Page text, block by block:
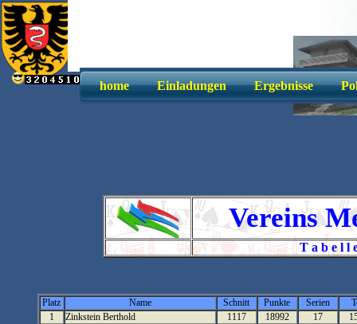
home Einladungen Ergebnisse
Vereins
T a b e l l
Platz Name Schnitt Punkte Serien
1
Zinkstein Berthold 1117 18992 17